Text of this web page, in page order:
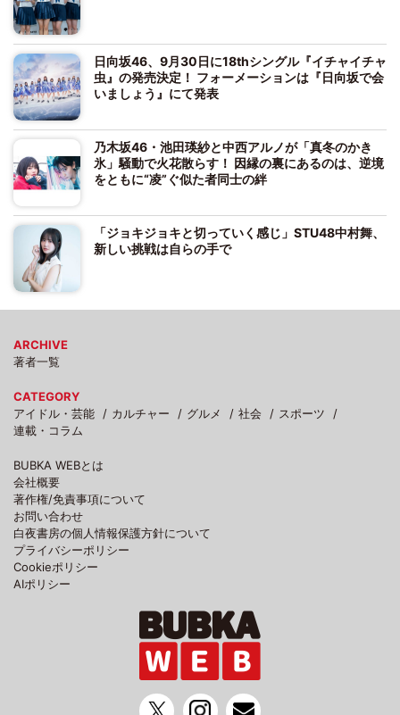
日向坂46、9月30日に18thシングル『イチャイチャ
虫』の発売決定！ フォーメーションは『日向坂で会
いましょう』にて発表
乃木坂46・池田瑛紗と中西アルノが「真冬のかき
氷」騒動で火花散らす！ 因縁の裏にあるのは、逆境
をともに“凌”ぐ似た者同士の絆
「ジョキジョキと切っていく感じ」STU48中村舞、
新しい挑戦は自らの手で
ARCHIVE
著者一覧
CATEGORY
アイドル・芸能
カルチャー グルメ 社会
スポーツ
連載・コラム
BUBKA WEBとは
会社概要
著作権/免責事項について
お問い合わせ
白夜書房の個人情報保護方針について
プライバシーポリシー
Cookieポリシー
AIポリシー